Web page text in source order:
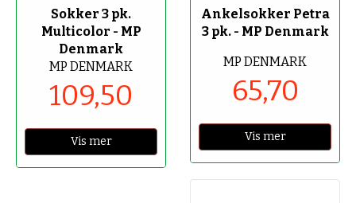
Sokker 3 pk.
Multicolor - MP
Denmark
MP DENMARK
109,50
Vis mer
Ankelsokker Petra
3 pk. - MP Denmark
MP DENMARK
65,70
Vis mer